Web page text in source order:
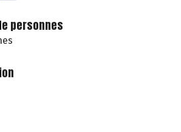
personnes